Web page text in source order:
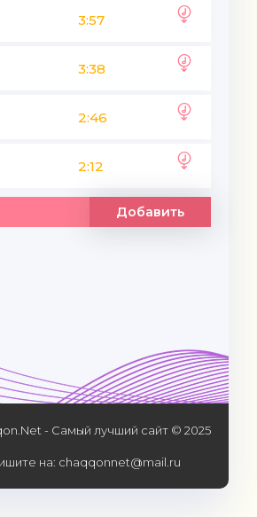
3:57
3:38
2:46
2:12
Добавить
- Самый лучший сайт © 2025
на: chaqqonnet@mail.ru